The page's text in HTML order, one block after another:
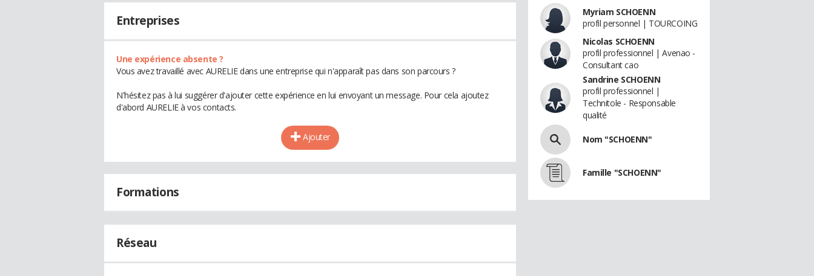
Entreprises
Une expérience absente ?
Vous avez travaillé avec AURELIE dans une entreprise qui n'apparaît pas dans son parcours ?
N'hésitez pas à lui suggérer d'ajouter cette expérience en lui envoyant un message. Pour cela ajoutez
d'abord AURELIE à vos contacts.
Ajouter
Formations
Réseau
Myriam SCHOENN
profil personnel | TOURCOING
Nicolas SCHOENN
profil professionnel | Avenao -
Consultant cao
Sandrine SCHOENN
profil professionnel |
Technitole - Responsable
qualité
Nom "SCHOENN"
Famille "SCHOENN"